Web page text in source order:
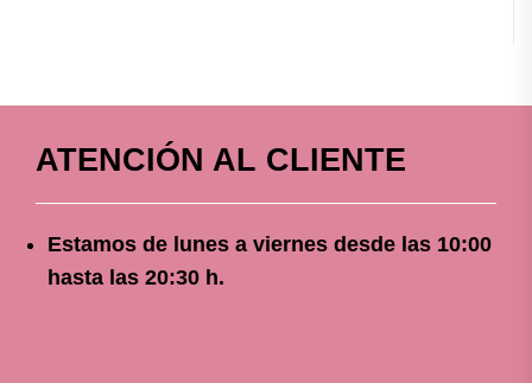
ATENCIÓN AL CLIENTE
Estamos de lunes a viernes desde las 10:00
hasta las 20:30 h.